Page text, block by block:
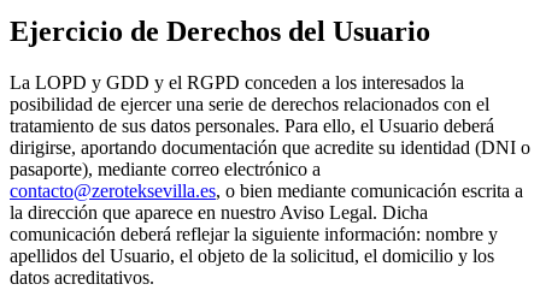
Ejercicio de Derechos del Usuario
La LOPD y GDD y el RGPD conceden a los interesados la
posibilidad de ejercer una serie de derechos relacionados con el
tratamiento de sus datos personales. Para ello, el Usuario deberá
dirigirse, aportando documentación que acredite su identidad (DNI o
pasaporte), mediante correo electrónico a
contacto@zeroteksevilla.es, o bien mediante comunicación escrita a
la dirección que aparece en nuestro Aviso Legal. Dicha
comunicación deberá reflejar la siguiente información: nombre y
apellidos del Usuario, el objeto de la solicitud, el domicilio y los
datos acreditativos.